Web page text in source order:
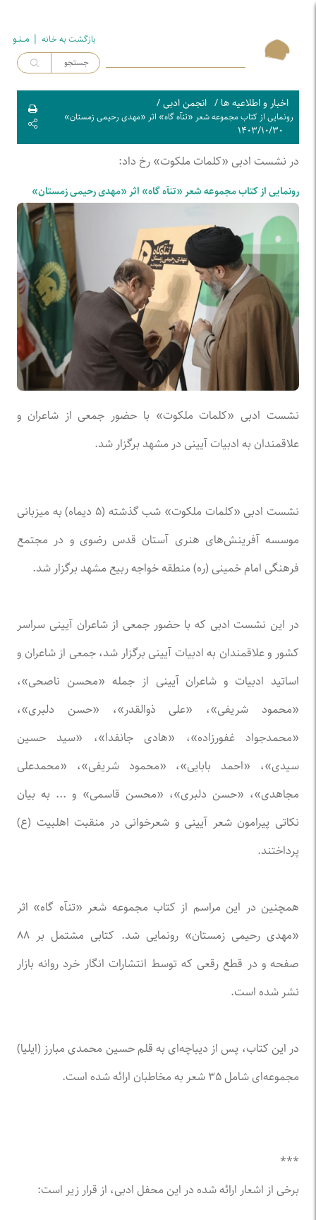
بازگشت به خـانه | مــنـو
اخبار و اطلاعیه ها / انجمن ادبی/
رونمایی از کتاب مجموعه شعر «تنآه گاه» اثر «مهدی رحیمی زمستان»
۱۴۰۳/۱۰/۳۰
در نشست ادبی «کلمات ملکوت» رخ داد:
رونمایی از کتاب مجموعه شعر «تنآه گاه» اثر «مهدی رحیمی زمستان»
نشست ادبی «کلمات ملکوت» با حضور جمعی از شاعران و
علاقمندان به ادبیات آیینی در مشهد برگزار شد.
نشست ادبی «کلمات ملکوت» شب گذشته (۵ دیماه) به میزبانی
موسسه آفرینش‌های هنری آستان قدس رضوی و در مجتمع
فرهنگی امام خمینی (ره) منطقه خواجه ربیع مشهد برگزار شد.
در این نشست ادبی که با حضور جمعی از شاعران آیینی سراسر
کشور و علاقمندان به ادبیات آیینی برگزار شد، جمعی از شاعران و
اساتید ادبیات و شاعران آیینی از جمله «محسن ناصحی»،
«محمود شریفی»، «علی ذوالقدر»، «حسن دلبری»،
«محمدجواد غفورزاده»، «هادی جانفدا»، «سید حسین
سیدی»، «احمد بابایی»، «محمود شریفی»، «محمدعلی
مجاهدی»، «حسن دلبری»، «محسن قاسمی» و ... به بیان
نکاتی پیرامون شعر آیینی و شعرخوانی در منقبت اهلبیت (ع)
پرداختند.
همچنین در این مراسم از کتاب مجموعه شعر «تنآه گاه» اثر
«مهدی رحیمی زمستان» رونمایی شد. کتابی مشتمل بر ۸۸
صفحه و در قطع رقعی که توسط انتشارات انگار خرد روانه بازار
نشر شده است.
در این کتاب، پس از دیباچه‌ای به قلم حسین محمدی مبارز (ایلیا)
مجموعه‌ای شامل ۳۵ شعر به مخاطبان ارائه شده است.
***
برخی از اشعار ارائه شده در این محفل ادبی، از قرار زیر است: